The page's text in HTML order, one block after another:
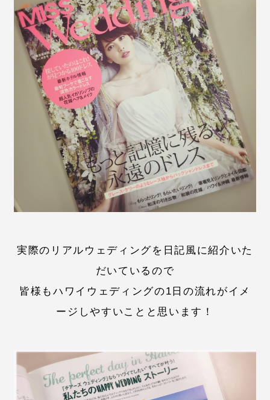
実際のリアルウェディングを日記風に紹介いた
だいているので
皆様もハワイウェディングの1日の流れがイメ
ージしやすいことと思います！